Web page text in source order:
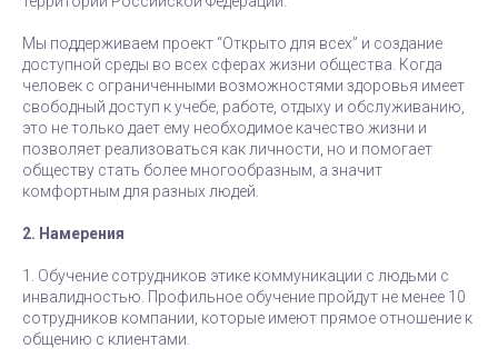
Мы поддерживаем проект “Открыто для всех” и создание
доступной среды во всех сферах жизни общества. Когда
человек с ограниченными возможностями здоровья имеет
свободный доступ к учебе, работе, отдыху и обслуживанию,
это не только дает ему необходимое качество жизни и
позволяет реализоваться как личности, но и помогает
обществу стать более многообразным, а значит
комфортным для разных людей.
2. Намерения
1. Обучение сотрудников этике коммуникации с людьми с
инвалидностью. Профильное обучение пройдут не менее 10
сотрудников компании, которые имеют прямое отношение к
общению с клиентами.